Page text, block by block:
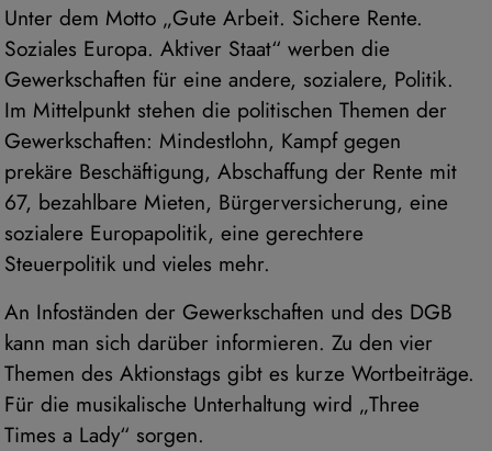
Unter dem Motto „Gute Arbeit. Sichere Rente.
Soziales Europa. Aktiver Staat“ werben die
Gewerkschaften für eine andere, sozialere, Politik.
Im Mittelpunkt stehen die politischen Themen der
Gewerkschaften: Mindestlohn, Kampf gegen
prekäre Beschäftigung, Abschaffung der Rente mit
67, bezahlbare Mieten, Bürgerversicherung, eine
sozialere Europapolitik, eine gerechtere
Steuerpolitik und vieles mehr.
An Infoständen der Gewerkschaften und des DGB
kann man sich darüber informieren. Zu den vier
Themen des Aktionstags gibt es kurze Wortbeiträge.
Für die musikalische Unterhaltung wird „Three
Times a Lady“ sorgen.